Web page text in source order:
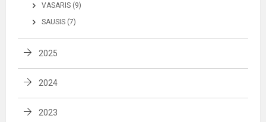
VASARIS (9)
SAUSIS (7)
2025
2024
2023